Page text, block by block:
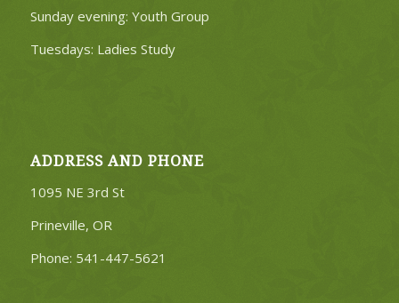
Sunday evening: Youth Group
Tuesdays: Ladies Study
ADDRESS AND PHONE
1095 NE 3rd St
Prineville, OR
Phone: 541-447-5621